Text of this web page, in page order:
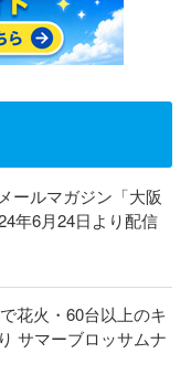
ールマガジン「大阪
年6月24日より配信
花火・60台以上のキ
サマーブロッサムナ